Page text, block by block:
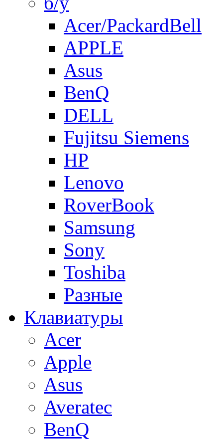
Acer/PackardBell
APPLE
Asus
BenQ
DELL
Fujitsu Siemens
HP
Lenovo
RoverBook
Samsung
Sony
Toshiba
Разные
Клавиатуры
Acer
Apple
Asus
Averatec
BenQ